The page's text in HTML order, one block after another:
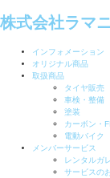
株式会社ラマ
インフォメーション
オリジナル商品
取扱商品
タイヤ販売
車検・整備
塗装
カーボン・
電動バイク
メンバーサービス
レンタルガ
サービスの